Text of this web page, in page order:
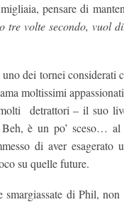
pensare di
tre volte secondo, vuol
dei tornei considerati
moltissimi
detrattori – il suo
è un po’ sceso…
di aver esagerato
su quelle future.
di Phil, non